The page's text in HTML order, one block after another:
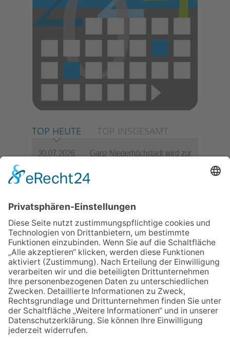
TOP HEUTE TOP INSGESAMT
30.07.2026
Ganz Niederhöchstadt wird zur
06.08.2026
Jugendchor Hochtaunus
Programm „Changes“
Sommerabend: Der Rettershof
lädt wieder zum Weinfest ein
06.08.2026
Hisamoto und Tölke begeistern
mit Werken von Walter
Wachsmuth
09.07.2026
Wasserampel steht auf Gelb:
Stadt ruft zum Wassersparen
auf